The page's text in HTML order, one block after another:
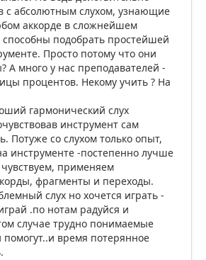
с абсолютным слухом, узнающие
аккорде в сложнейшем
подобрать простейшей
Просто потому что они
А много у нас преподавателей -
процентов. Некому учить ? На
гармонический слух
инструмент сам
Потуже со слухом только опыт,
инструменте -постепенно лучше
применяем
фрагменты и переходы.
слух но хочется играть -
.по нотам радуйся и
случае трудно понимаемые
помогут..и время потерянное